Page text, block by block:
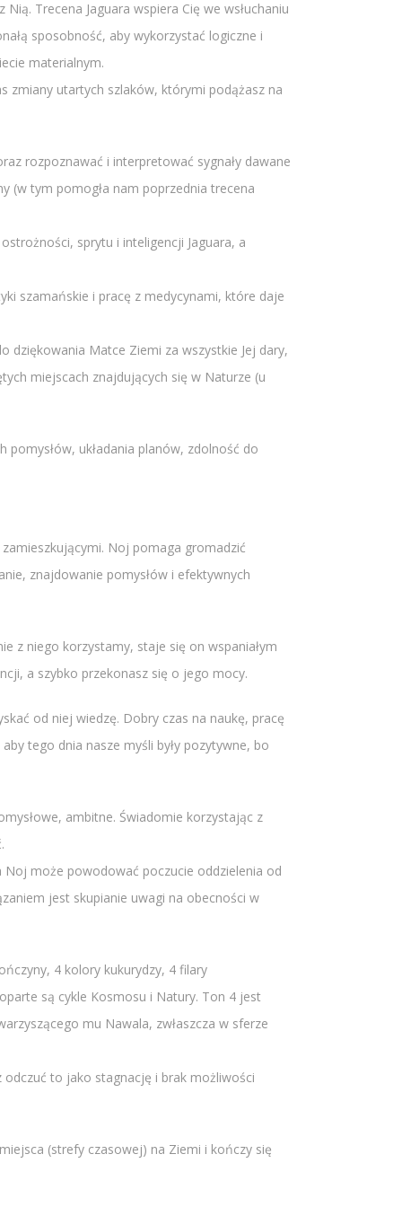
Trecena Jaguara wspiera Cię we wsłuchaniu
sposobność, aby wykorzystać logiczne i
materialnym.
zmiany utartych szlaków, którymi podążasz na
rozpoznawać i interpretować sygnały dawane
(w tym pomogła nam poprzednia trecena
sprytu i inteligencji Jaguara, a
szamańskie i pracę z medycynami, które daje
dziękowania Matce Ziemi za wszystkie Jej dary,
miejscach znajdujących się w Naturze (u
układania planów, zdolność do
Noj pomaga gromadzić
znajdowanie pomysłów i efektywnych
z niego korzystamy, staje się on wspaniałym
a szybko przekonasz się o jego mocy.
od niej wiedzę. Dobry czas na naukę, pracę
tego dnia nasze myśli były pozytywne, bo
ambitne. Świadomie korzystając z
może powodować poczucie oddzielenia od
jest skupianie uwagi na obecności w
4 kolory kukurydzy, 4 filary
są cykle Kosmosu i Natury. Ton 4 jest
mu Nawala, zwłaszcza w sferze
to jako stagnację i brak możliwości
(strefy czasowej) na Ziemi i kończy się